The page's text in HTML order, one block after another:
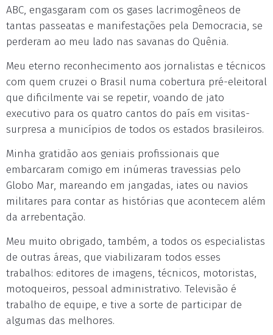
ABC, engasgaram com os gases lacrimogêneos de
tantas passeatas e manifestações pela Democracia, se
perderam ao meu lado nas savanas do Quênia.
Meu eterno reconhecimento aos jornalistas e técnicos
com quem cruzei o Brasil numa cobertura pré-eleitoral
que dificilmente vai se repetir, voando de jato
executivo para os quatro cantos do país em visitas-
surpresa a municípios de todos os estados brasileiros.
Minha gratidão aos geniais profissionais que
embarcaram comigo em inúmeras travessias pelo
Globo Mar, mareando em jangadas, iates ou navios
militares para contar as histórias que acontecem além
da arrebentação.
Meu muito obrigado, também, a todos os especialistas
de outras áreas, que viabilizaram todos esses
trabalhos: editores de imagens, técnicos, motoristas,
motoqueiros, pessoal administrativo. Televisão é
trabalho de equipe, e tive a sorte de participar de
algumas das melhores.